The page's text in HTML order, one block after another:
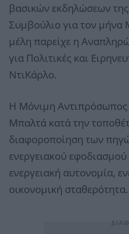
βασικών εκδηλώσεων
Συμβούλιο για τον
μέλη παρείχε η
για Πολιτικές και
ΝτιΚάρλο.
Η Μόνιμη Αντιπρόσωπος
Μπαλτά κατά την
διαφοροποίηση των
ενεργειακού
ενεργειακή αυτονομία,
οικονομική σταθερότητα.